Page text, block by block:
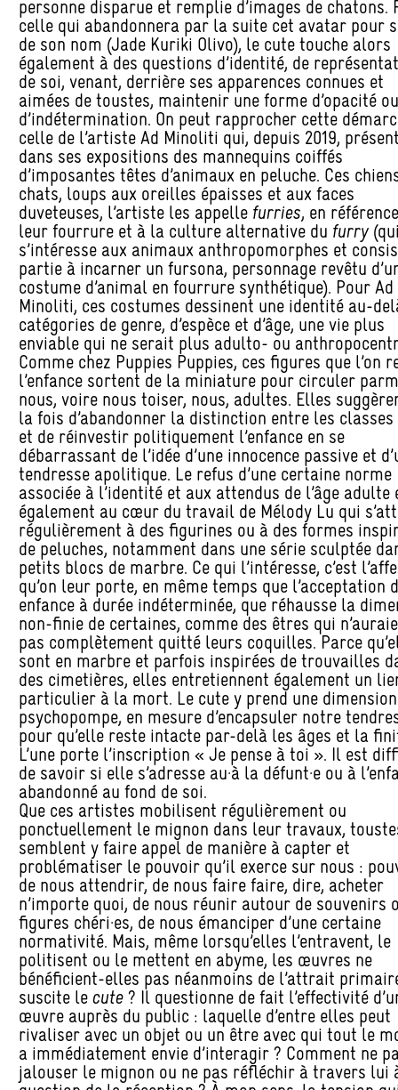
personne disparue et remplie d’images de chatons.
celle qui abandonnera par la suite cet avatar pour
de son nom (Jade Kuriki Olivo), le cute touche alors
également à des questions d’identité, de
de soi, venant, derrière ses apparences connues et
aimées de toustes, maintenir une forme d’opacité ou
d’indétermination. On peut rapprocher cette
celle de l’artiste Ad Minoliti qui, depuis 2019,
dans ses expositions des mannequins coiffés
d’imposantes têtes d’animaux en peluche. Ces
chats, loups aux oreilles épaisses et aux faces
duveteuses, l’artiste les appelle furries, en
leur fourrure et à la culture alternative du furry
s’intéresse aux animaux anthropomorphes et
partie à incarner un fursona, personnage revêtu
costume d’animal en fourrure synthétique). Pour Ad
Minoliti, ces costumes dessinent une identité au-
catégories de genre, d’espèce et d’âge, une vie plus
enviable qui ne serait plus adulto- ou
Comme chez Puppies Puppies, ces figures que l’on
l’enfance sortent de la miniature pour circuler
nous, voire nous toiser, nous, adultes. Elles
la fois d’abandonner la distinction entre les classes
et de réinvestir politiquement l’enfance en se
débarrassant de l’idée d’une innocence passive et
tendresse apolitique. Le refus d’une certaine norme
associée à l’identité et aux attendus de l’âge adulte
également au cœur du travail de Mélody Lu qui
régulièrement à des figurines ou à des formes
de peluches, notamment dans une série sculptée
petits blocs de marbre. Ce qui l’intéresse, c’est
qu’on leur porte, en même temps que l’acceptation
enfance à durée indéterminée, que réhausse la
non-finie de certaines, comme des êtres qui
pas complètement quitté leurs coquilles. Parce
sont en marbre et parfois inspirées de trouvailles
des cimetières, elles entretiennent également un
particulier à la mort. Le cute y prend une dimension
psychopompe, en mesure d’encapsuler notre
pour qu’elle reste intacte par-delà les âges et la
L’une porte l’inscription « Je pense à toi ». Il est
de savoir si elle s’adresse au·à la défunt·e ou à
abandonné au fond de soi.
Que ces artistes mobilisent régulièrement ou
ponctuellement le mignon dans leur travaux,
semblent y faire appel de manière à capter et
problématiser le pouvoir qu’il exerce sur nous :
de nous attendrir, de nous faire faire, dire, acheter
n’importe quoi, de nous réunir autour de souvenirs
figures chéri·es, de nous émanciper d’une certaine
normativité. Mais, même lorsqu’elles l’entravent, le
politisent ou le mettent en abyme, les œuvres ne
bénéficient-elles pas néanmoins de l’attrait
suscite le cute? Il questionne de fait l’effectivité
œuvre auprès du public : laquelle d’entre elles peut
rivaliser avec un objet ou un être avec qui tout le
a immédiatement envie d’interagir ? Comment ne
jalouser le mignon ou ne pas réfléchir à travers lui